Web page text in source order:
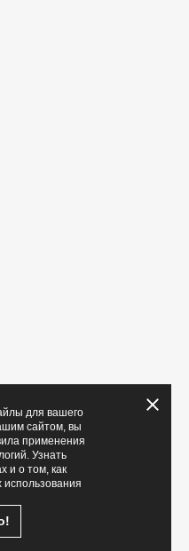
для вашего
сайтом, вы
применения
Узнать
и о том, как
использования